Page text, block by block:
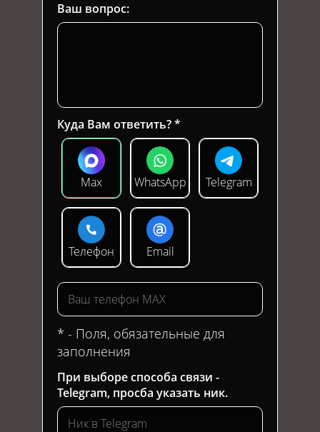
Ваш вопрос:
Куда Вам ответить?
Max WhatsApp Telegram
Телефон Email
* - Поля, обязательные для
заполнения
При выборе способа связи -
Telegram, просба указать ник.